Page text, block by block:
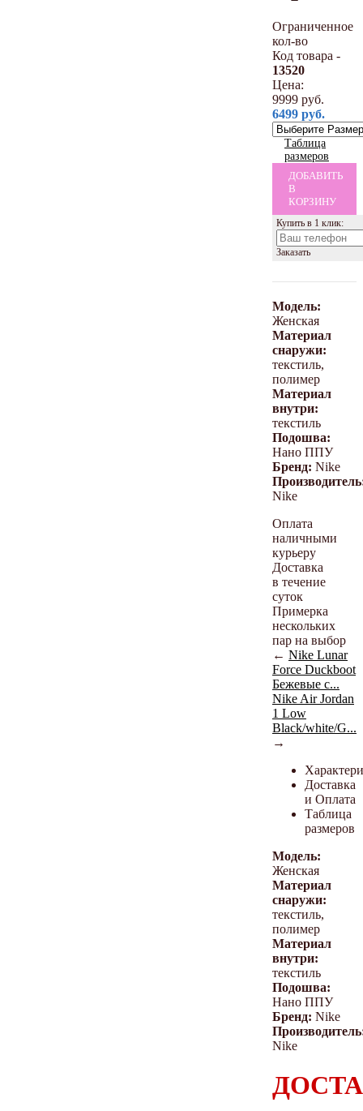
Ограниченное
кол-во
Код товара -
13520
Цена:
9999 руб.
6499 руб.
Таблица
размеров
ДОБАВИТЬ
В
КОРЗИНУ
Купить в 1 клик:
Заказать
Модель:
Женская
Материал
снаружи:
текстиль,
полимер
Материал
внутри:
текстиль
Подошва:
Нано ППУ
Бренд: Nike
Nike
Оплата
наличными
курьеру
Доставка
в течение
суток
Примерка
нескольких
пар на выбор
← Nike Lunar
Force Duckboot
Бежевые с...
Nike Air Jordan
1 Low
Black/white/G...
→
Доставка
и Оплата
Таблица
размеров
Модель:
Женская
Материал
снаружи:
текстиль,
полимер
Материал
внутри:
текстиль
Подошва:
Нано ППУ
Бренд: Nike
Nike